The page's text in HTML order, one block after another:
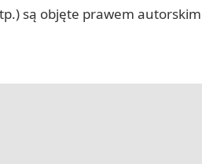
są objęte prawem